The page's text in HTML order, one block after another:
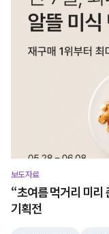
보도자료
“초여름 먹거리 미리
기획전